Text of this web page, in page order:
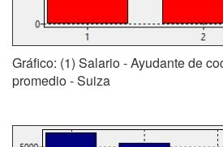
Gráfico: (1) Salario - Ayudante de
promedio - Suiza